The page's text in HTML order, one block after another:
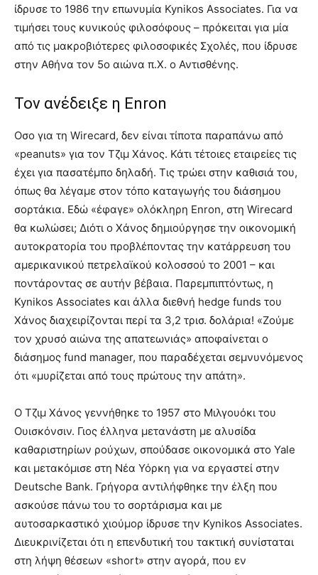
ίδρυσε το 1986 την επωνυμία Kynikos Associates. Για να
τιμήσει τους κυνικούς φιλοσόφους – πρόκειται για μία
από τις μακροβιότερες φιλοσοφικές Σχολές, που ίδρυσε
στην Αθήνα τον 5ο αιώνα π.Χ. ο Αντισθένης.
Τον ανέδειξε η Enron
Οσο για τη Wirecard, δεν είναι τίποτα παραπάνω από
«peanuts» για τον Τζιμ Χάνος. Κάτι τέτοιες εταιρείες τις
έχει για πασατέμπο δηλαδή. Τις τρώει στην καθισιά του,
όπως θα λέγαμε στον τόπο καταγωγής του διάσημου
σορτάκια. Εδώ «έφαγε» ολόκληρη Enron, στη Wirecard
θα κωλώσει; Διότι ο Χάνος δημιούργησε την οικονομική
αυτοκρατορία του προβλέποντας την κατάρρευση του
αμερικανικού πετρελαϊκού κολοσσού το 2001 – και
ποντάροντας σε αυτήν βέβαια. Παρεμπιπτόντως, η
Kynikos Associates και άλλα διεθνή hedge funds του
Χάνος διαχειρίζονται περί τα 3,2 τρισ. δολάρια! «Ζούμε
τον χρυσό αιώνα της απατεωνιάς» αποφαίνεται ο
διάσημος fund manager, που παραδέχεται σεμνυνόμενος
ότι «μυρίζεται από τους πρώτους την απάτη».
Ο Τζιμ Χάνος γεννήθηκε το 1957 στο Μιλγουόκι του
Ουισκόνσιν. Γιος έλληνα μετανάστη με αλυσίδα
καθαριστηρίων ρούχων, σπούδασε οικονομικά στο Yale
και μετακόμισε στη Νέα Υόρκη για να εργαστεί στην
Deutsche Bank. Γρήγορα αντιλήφθηκε την έλξη που
ασκούσε πάνω του το σορτάρισμα και με
αυτοσαρκαστικό χιούμορ ίδρυσε την Kynikos Associates.
Διευκρινίζεται ότι η επενδυτική του τακτική συνίσταται
στη λήψη θέσεων «short» στην αγορά, που εν